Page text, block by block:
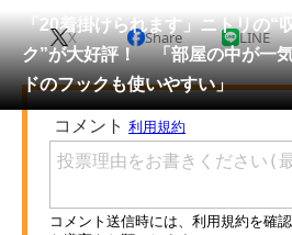
会員記事
メディア
注目記事を集めた総合ページ
ITの今と未来を見通す
スマホと通信の最新トレンド
「20着掛けられます」ニトリの“
ク”が大好評！ 「部屋の中が一
ドのフックも使いやすい」
X Share LINE